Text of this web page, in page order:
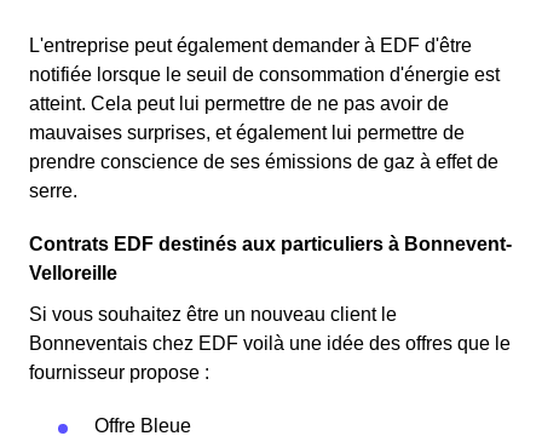
L'entreprise peut également demander à EDF d'être
notifiée lorsque le seuil de consommation d'énergie est
atteint. Cela peut lui permettre de ne pas avoir de
mauvaises surprises, et également lui permettre de
prendre conscience de ses émissions de gaz à effet de
serre.
Contrats EDF destinés aux particuliers à Bonnevent-
Velloreille
Si vous souhaitez être un nouveau client le
Bonneventais chez EDF voilà une idée des offres que le
fournisseur propose :
Offre Bleue